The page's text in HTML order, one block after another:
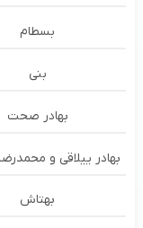
بسطام
بنی
بهادر صحت
بهادر ییلاقی و
بهتاش